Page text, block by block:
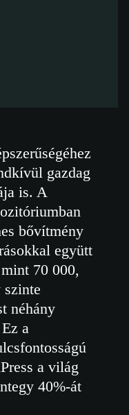
gazdag
is. A
bővítmény
együtt
70 000,
szinte
néhány
a
a világ
40%-át